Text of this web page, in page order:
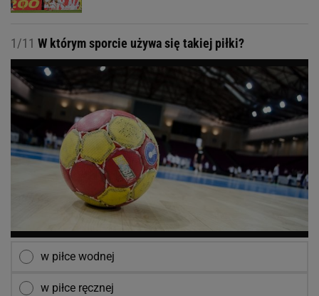
1/11 W którym sporcie używa się takiej piłki?
w piłce wodnej
w piłce ręcznej